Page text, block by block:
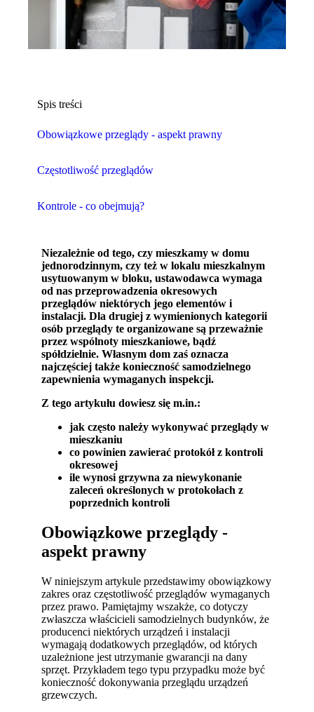
Spis treści
Obowiązkowe przeglądy - aspekt prawny
Częstotliwość przeglądów
Kontrole - co obejmują?
Niezależnie od tego, czy mieszkamy w domu
jednorodzinnym, czy też w lokalu mieszkalnym
usytuowanym w bloku, ustawodawca wymaga
od nas przeprowadzenia okresowych
przeglądów niektórych jego elementów i
instalacji. Dla drugiej z wymienionych kategorii
osób przeglądy te organizowane są przeważnie
przez wspólnoty mieszkaniowe, bądź
spółdzielnie. Własnym dom zaś oznacza
najczęściej także konieczność samodzielnego
zapewnienia wymaganych inspekcji.
Z tego artykułu dowiesz się m.in.:
jak często należy wykonywać przeglądy w
mieszkaniu
co powinien zawierać protokół z kontroli
okresowej
ile wynosi grzywna za niewykonanie
zaleceń określonych w protokołach z
poprzednich kontroli
Obowiązkowe przeglądy -
aspekt prawny
W niniejszym artykule przedstawimy obowiązkowy
zakres oraz częstotliwość przeglądów wymaganych
przez prawo. Pamiętajmy wszakże, co dotyczy
zwłaszcza właścicieli samodzielnych budynków, że
producenci niektórych urządzeń i instalacji
wymagają dodatkowych przeglądów, od których
uzależnione jest utrzymanie gwarancji na dany
sprzęt. Przykładem tego typu przypadku może być
konieczność dokonywania przeglądu urządzeń
grzewczych.